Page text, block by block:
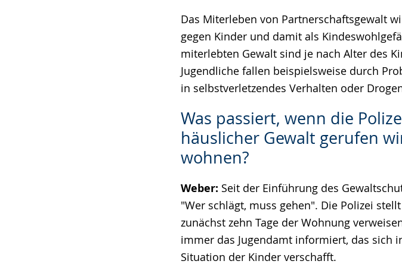
Das Miterleben von Partnerschaftsgewalt
gegen Kinder und damit als
miterlebten Gewalt sind je nach Alter des
Jugendliche fallen beispielsweise durch
in selbstverletzendes Verhalten oder
Was passiert, wenn die
häuslicher Gewalt gerufen
wohnen?
Weber: Seit der Einführung des
"Wer schlägt, muss gehen". Die Polizei
zunächst zehn Tage der Wohnung
immer das Jugendamt informiert, das sich
Situation der Kinder verschafft.